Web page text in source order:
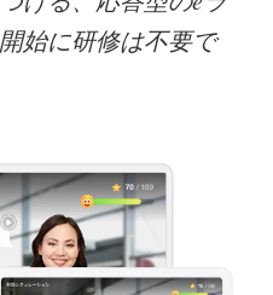
始に研修は不要で